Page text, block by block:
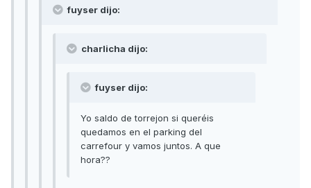
fuyser dijo:
charlicha dijo:
fuyser dijo:
Yo saldo de torrejon si queréis
quedamos en el parking del
carrefour y vamos juntos. A que
hora??